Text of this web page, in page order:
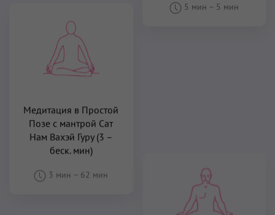
5 мин – 5 мин
Нам Вахэй Гуру (3 –
беск. мин)
3 мин –62 мин
На Ма (11-31 мин)
11 мин – 31 мин